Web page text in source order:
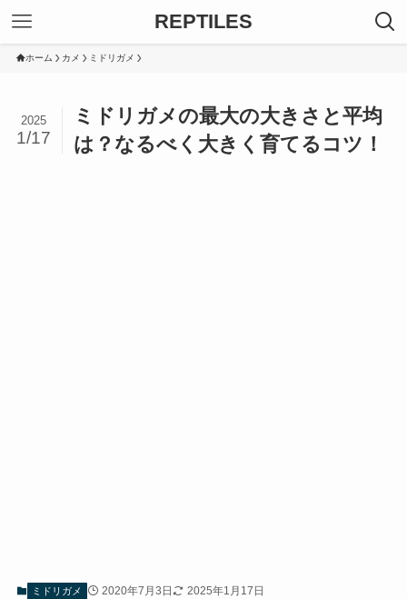
REPTILES
ホーム カメ ミドリガメ
ミドリガメの最大の大きさと平均
は？なるべく大きく育てるコツ！
2025
1/17
ミドリガメ 2020年7月3日 2025年1月17日